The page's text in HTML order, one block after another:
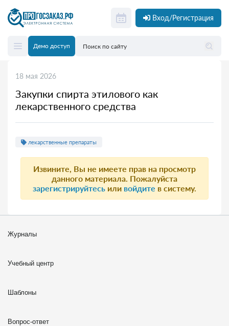
Вход/Регистрация
Демо доступ
18 мая 2026
Закупки спирта этилового как
лекарственного средства
лекарственные препараты
Извините, Вы не имеете прав на просмотр
данного материала. Пожалуйста
зарегистрируйтесь или войдите в систему.
Журналы
Учебный центр
Шаблоны
Вопрос-ответ